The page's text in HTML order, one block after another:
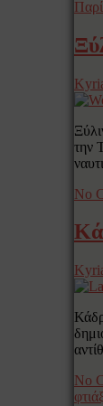
την
No
No